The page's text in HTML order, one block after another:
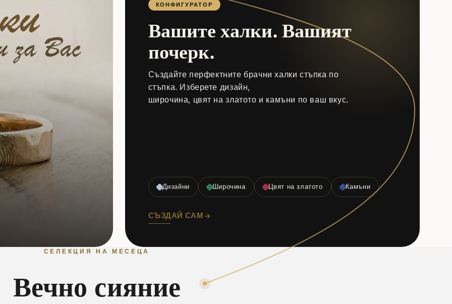
КОНФИГУРАТОР
Вашите халки. Вашият
почерк.
Създайте перфектните брачни халки стъпка по
стъпка. Изберете дизайн,
широчина, цвят на златото и камъни по ваш вкус.
Дизайни Широчина Цвят на златото Камъни
СЪЗДАЙ САМ
СЕЛЕКЦИЯ НА МЕСЕЦА
Вечно сияние